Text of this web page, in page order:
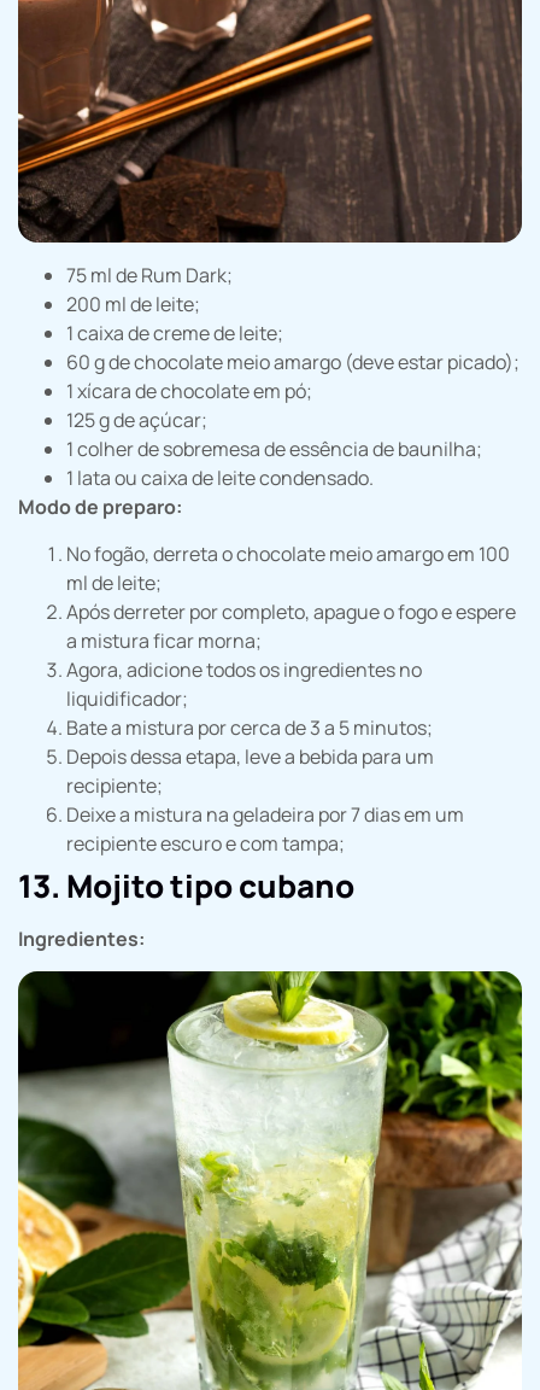
75 ml de Rum Dark;
200 ml de leite;
1 caixa de creme de leite;
60 g de chocolate meio amargo (deve estar picado);
1 xícara de chocolate em pó;
125 g de açúcar;
1 colher de sobremesa de essência de baunilha;
1 lata ou caixa de leite condensado.
Modo de preparo:
No fogão, derreta o chocolate meio amargo em 100
ml de leite;
Após derreter por completo, apague o fogo e espere
a mistura ficar morna;
Agora, adicione todos os ingredientes no
liquidificador;
Bate a mistura por cerca de 3 a 5 minutos;
Depois dessa etapa, leve a bebida para um
recipiente;
Deixe a mistura na geladeira por 7 dias em um
recipiente escuro e com tampa;
13. Mojito tipo cubano
Ingredientes: